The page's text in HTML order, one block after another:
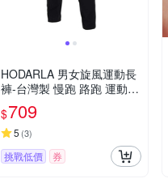
HODARLA 男女旋風運動長
褲-台灣製 慢跑 路跑 運動 3
173101 黑
$709
5 (3)
挑戰低價 券